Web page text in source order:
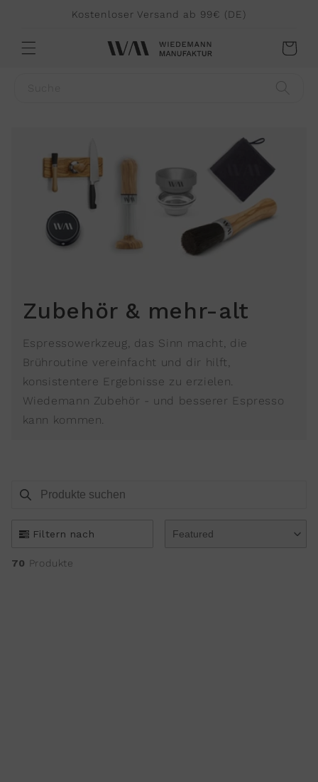
Kostenloser Versand ab 99€ (DE)
Warenkorb
Zubehör & mehr-alt
Espressowerkzeug, das Sinn macht, die
Brühroutine vereinfacht und dir hilft,
konsistentere Ergebnisse zu erzielen.
Wiedemann Zubehör - und besserer Espresso
kann kommen.
Produkte suchen
Use this input to search products in this collection.
Filtern nach
70 Produkte
Featured